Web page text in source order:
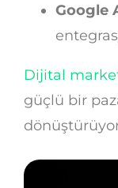
Google
Dijital
güçlü bir